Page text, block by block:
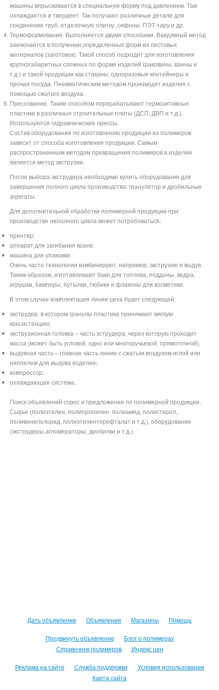
машины впрыскивается в специальную форму под давлением. Там
охлаждается и твердеет. Так получают различные детали для
соединения труб, отделочную плитку, сифоны, ПЭТ-тару и др.
Термоформование. Выполняется двумя способами. Вакуумный метод
заключается в получении определенных форм из листовых
материалов (заготовок). Такой способ подходит для изготовления
крупногабаритных сложных по форме изделий (раковины, ванны и
т.д.) и такой продукции как стаканы, одноразовые контейнеры и
прочая посуда. Пневматическим методом производят изделия с
помощью сжатого воздуха.
Прессование. Таким способом перерабатывают термоактивные
пластики в различные строительные плиты (ДСП, ДВП и т.д.).
Используются гидравлические прессы.
Состав оборудования по изготовлению продукции из полимеров
зависит от способа изготовления продукции. Самым
распространенным методом превращения полимеров в изделия
является метод экструзии.
После выбора экструдера необходимо купить оборудование для
завершения полного цикла производства: гранулятор и дробильные
агрегаты.
Для дополнительной обработки полимерной продукции при
производстве неполного цикла может потребоваться:
принтер;
аппарат для загибания краев;
машина для упаковки.
Очень часто технологии комбинируют, например, экструзию и выдув.
Таким образом, изготавливают баки для топлива, поддоны, ведра,
игрушки, бамперы, бутылки, тюбики и флаконы для косметики.
В этом случае комплектация линии цеха будет следующей:
экструдер, в котором гранулы пластика принимают мягкую
консистенцию;
экструзионная головка – часть эструдера, через которую проходит
масса (может быть угловой, одно или многоручьевой, прямоточной);
выдувная часть – главная часть линии с сжатым воздухом иглой или
ниппелем для выдува изделия;
компрессор;
охлаждающая система.
Поиск объявлений спрос и предложения по полимерной продукции.
Сырье (полиэтилен, полипропилен, полиамид, полистирол,
поливинилхлорид, полиэтилентерефталат и т.д.), оборудование
(экструдеры,агломераторы, дробилки и т.д.)
Дать объявление Объявления Магазины Помощь
Продвинуть объявление
Блог о полимерах
Справочник полимеров
Индекс цен
Реклама на сайте Служба поддержки
Условия использования
Карта сайта